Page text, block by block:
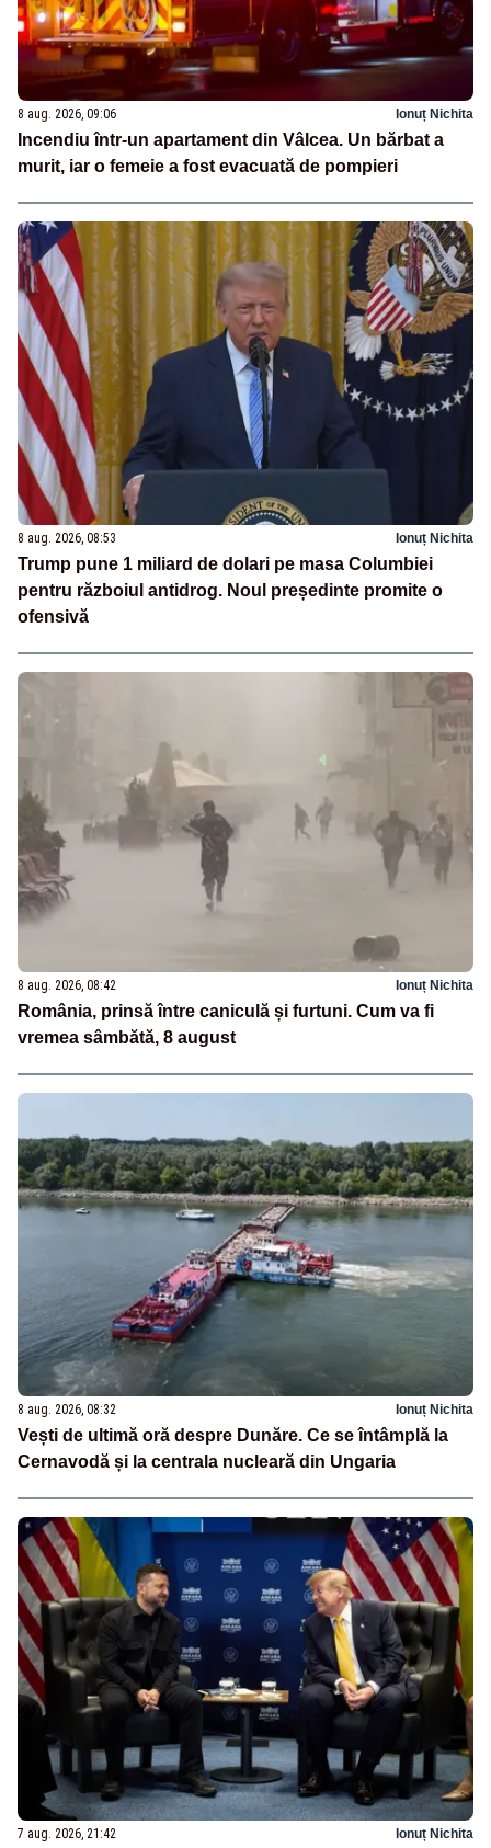
8 aug. 2026, 09:06 Ionuț Nichita
Incendiu într-un apartament din Vâlcea. Un bărbat a
murit, iar o femeie a fost evacuată de pompieri
8 aug. 2026, 08:53 Ionuț Nichita
Trump pune 1 miliard de dolari pe masa Columbiei
pentru războiul antidrog. Noul președinte promite o
ofensivă
8 aug. 2026, 08:42 Ionuț Nichita
România, prinsă între caniculă și furtuni. Cum va fi
vremea sâmbătă, 8 august
8 aug. 2026, 08:32 Ionuț Nichita
Vești de ultimă oră despre Dunăre. Ce se întâmplă la
Cernavodă și la centrala nucleară din Ungaria
7 aug. 2026, 21:42 Ionuț Nichita